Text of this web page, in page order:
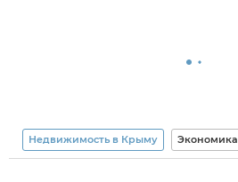
Недвижимость в Крыму Экономика